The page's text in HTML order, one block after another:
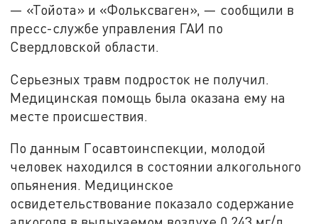
— «Тойота» и «Фольксваген», — сообщили в
пресс-службе управления ГАИ по
Свердловской области.
Серьезных травм подросток не получил.
Медицинская помощь была оказана ему на
месте происшествия.
По данным Госавтоинспекции, молодой
человек находился в состоянии алкогольного
опьянения. Медицинское
освидетельствование показало содержание